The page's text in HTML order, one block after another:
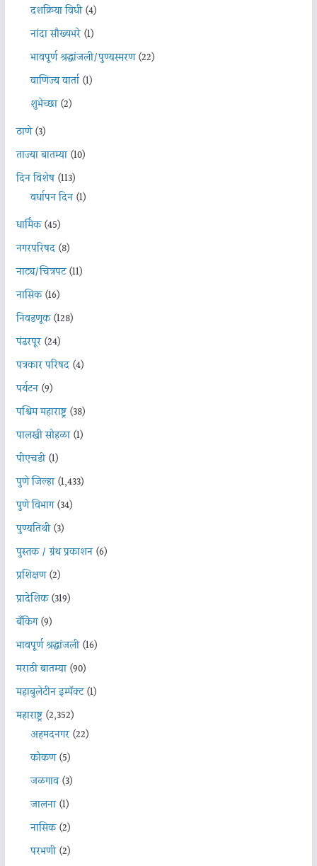
दशक्रिया विधी(4)
नांदा सौख्यभरे(1)
भावपूर्ण श्रद्धांजली/पुण्यस्मरण(22)
वाणिज्य वार्ता(1)
शुभेच्छा(2)
ठाणे(3)
ताज्या बातम्या(10)
दिन विशेष(113)
वर्धापन दिन(1)
धार्मिक(45)
नगरपरिषद(8)
नाट्य/चित्रपट(11)
नासिक(16)
निवडणूक(128)
पंढरपूर(24)
पत्रकार परिषद(4)
पर्यटन(9)
पश्चिम महाराष्ट्र(38)
पालखी सोहळा(1)
पीएचडी(1)
पुणे जिल्हा(1,433)
पुणे विभाग(34)
पुण्यतिथी(3)
पुस्तक / ग्रंथ प्रकाशन(6)
प्रशिक्षण(2)
प्रादेशिक(319)
बँकिंग(9)
भावपूर्ण श्रद्धांजली(16)
मराठी बातम्या(90)
महाबुलेटीन इम्पॅक्ट(1)
महाराष्ट्र(2,352)
अहमदनगर(22)
कोकण(5)
जळगाव(3)
जालना(1)
नासिक(2)
परभणी(2)